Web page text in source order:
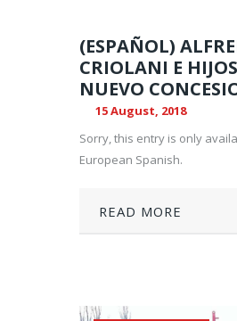
(ESPAÑOL)
CRIOLANI E
NUEVO
15 August, 2018
Sorry, this entry is only
European Spanish.
READ MORE